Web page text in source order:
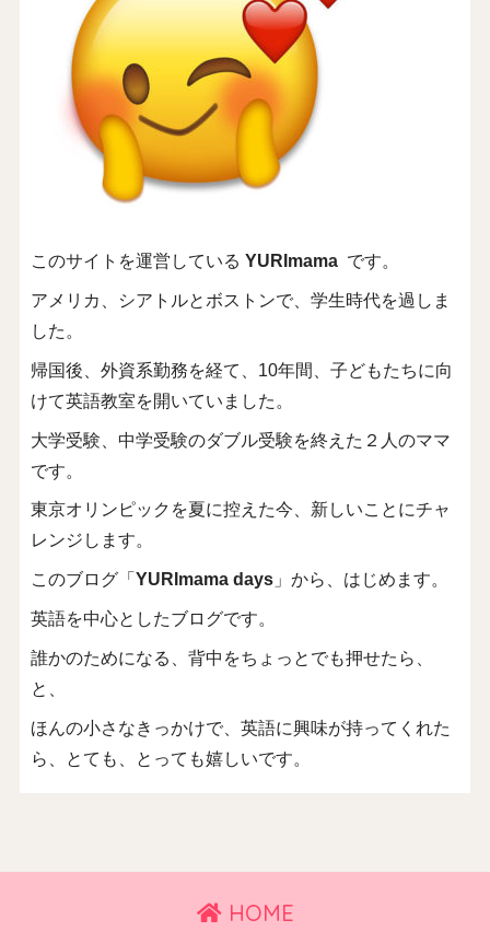
このサイトを運営している YURImama です。
アメリカ、シアトルとボストンで、学生時代を過しま
した。
帰国後、外資系勤務を経て、10年間、子どもたちに向
けて英語教室を開いていました。
大学受験、中学受験のダブル受験を終えた２人のママ
です。
東京オリンピックを夏に控えた今、新しいことにチャ
レンジします。
このブログ「 YURImama days」から、はじめます。
英語を中心としたブログです。
誰かのためになる、背中をちょっとでも押せたら、
と、
ほんの小さなきっかけで、英語に興味が持ってくれた
ら、とても、とっても嬉しいです。
HOME